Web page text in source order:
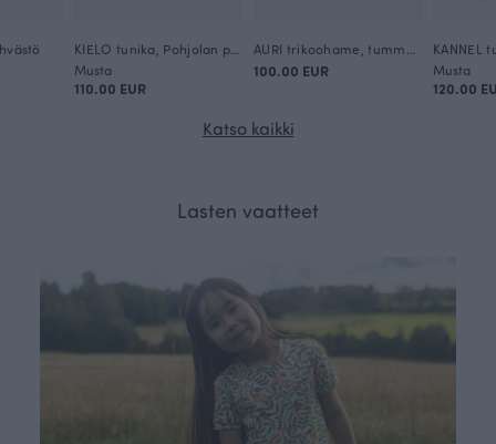
Musta
110.00 EUR
100.00 EUR
KANNEL
Musta
120.00
Katso kaikki
Lasten vaatteet